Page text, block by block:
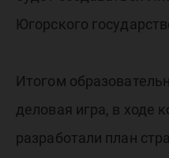
Югорского
Итогом
деловая игра, в ходе
разработали план